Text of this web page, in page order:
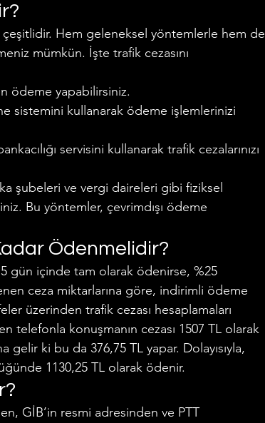
Hem geleneksel yöntemlerle hem de
mümkün. İşte trafik cezasını
ödeme yapabilirsiniz.
sistemini kullanarak ödeme işlemlerinizi
servisini kullanarak trafik cezalarınızı
şubeleri ve vergi daireleri gibi fiziksel
Bu yöntemler, çevrimdışı ödeme
Ödenmelidir?
gün içinde tam olarak ödenirse, %25
ceza miktarlarına göre, indirimli ödeme
üzerinden trafik cezası hesaplamaları
telefonla konuşmanın cezası 1507 TL olarak
gelir ki bu da 376,75 TL yapar. Dolayısıyla,
1130,25 TL olarak ödenir.
GİB’in resmi adresinden ve PTT